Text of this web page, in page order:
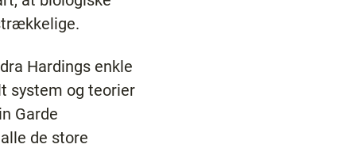
Hardings enkle
system og teorier
Garde
de store